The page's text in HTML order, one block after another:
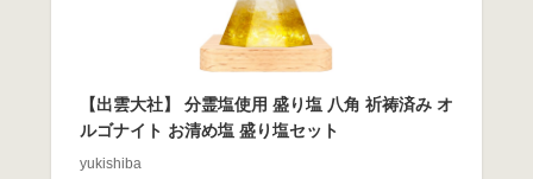
【出雲大社】 分霊塩使用 盛り塩 八角 祈祷済み オ
ルゴナイト お清め塩 盛り塩セット
yukishiba